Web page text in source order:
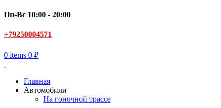
Пн-Вс 10:00 - 20:00
+79250004571
0 items 0 ₽
Главная
Автомобили
На гоночной трассе